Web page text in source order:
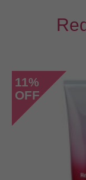
11%
OFF